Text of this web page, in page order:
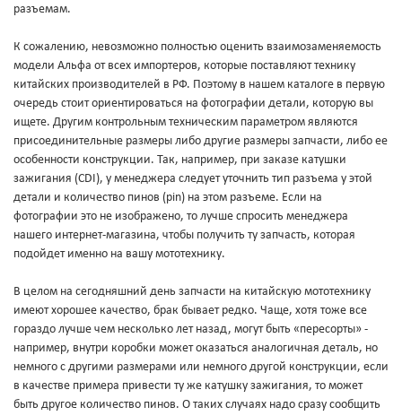
разъемам.
К сожалению, невозможно полностью оценить взаимозаменяемость
модели Альфа от всех импортеров, которые поставляют технику
китайских производителей в РФ. Поэтому в нашем каталоге в первую
очередь стоит ориентироваться на фотографии детали, которую вы
ищете. Другим контрольным техническим параметром являются
присоединительные размеры либо другие размеры запчасти, либо ее
особенности конструкции. Так, например, при заказе катушки
зажигания (CDI), у менеджера следует уточнить тип разъема у этой
детали и количество пинов (pin) на этом разъеме. Если на
фотографии это не изображено, то лучше спросить менеджера
нашего интернет-магазина, чтобы получить ту запчасть, которая
подойдет именно на вашу мототехнику.
В целом на сегодняшний день запчасти на китайскую мототехнику
имеют хорошее качество, брак бывает редко. Чаще, хотя тоже все
гораздо лучше чем несколько лет назад, могут быть «пересорты» -
например, внутри коробки может оказаться аналогичная деталь, но
немного с другими размерами или немного другой конструкции, если
в качестве примера привести ту же катушку зажигания, то может
быть другое количество пинов. О таких случаях надо сразу сообщить